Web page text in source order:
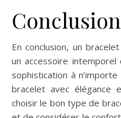
Conclusion
En conclusion, un
un accessoire
sophistication à
bracelet avec élégance
choisir le bon type de